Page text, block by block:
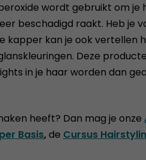
wordt gebruikt om je
beschadigd raakt. Heb je
kan je ook
Deze
in je haar worden dan
heeft? Dan mag je onze
Basis,de Cursus